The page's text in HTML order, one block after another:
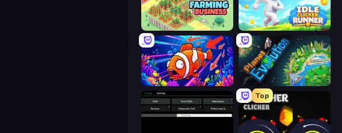
Idle Farming Business Idle Clicker Runner
Fish Catch Idle Planet Evolution: Idle Clicker
Top